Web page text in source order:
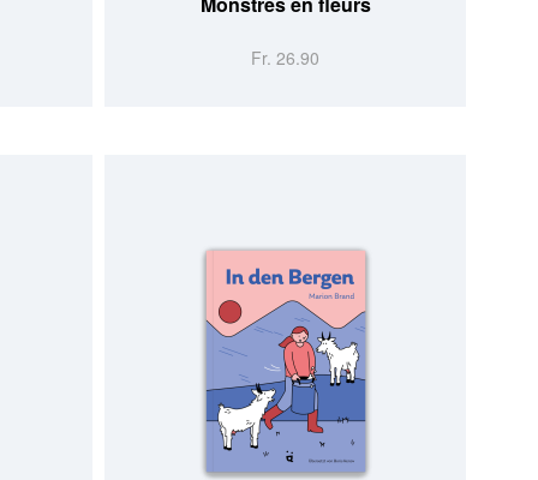
Fr. 26.90